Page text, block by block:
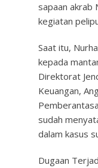
sapaan akrab
kegiatan
Saat itu,
kepada
Direktorat
Keuangan,
sudah
dalam kasus
Dugaan